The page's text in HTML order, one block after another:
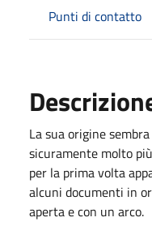
Punti di contatto
La sua origine
sicuramente molto
per la prima volta
alcuni documenti in
aperta e con un arco.